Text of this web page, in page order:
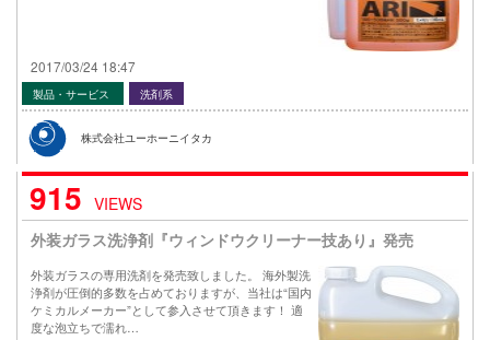
2017/03/24 18:47
製品・サービス 洗剤系
株式会社ユーホーニイタカ
915 VIEWS
外装ガラス洗浄剤『ウィンドウクリーナー技あり』発売
外装ガラスの専用洗剤を発売致しました。 海外製洗
浄剤が圧倒的多数を占めておりますが、当社は“国内
ケミカルメーカー”として参入させて頂きます！ 適
度な泡立ちで濡れ…